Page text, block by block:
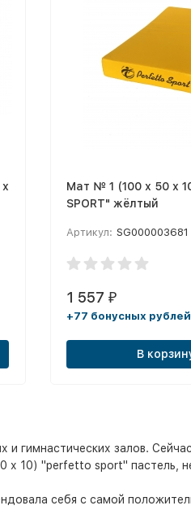
Мат № 1 (100 х 50 х
SPORT" жёлтый
Артикул: SG000003681
1 557 ₽
+77 бонусных рублей
В
гимнастических залов.
10) "perfetto sport" пастель,
себя с самой